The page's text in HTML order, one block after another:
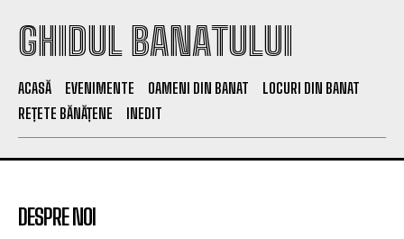
GHIDUL BANATULUI
ACASĂ EVENIMENTE OAMENI DIN BANAT
LOCURI DIN BANAT
REȚETE BĂNĂȚENE
INEDIT
DESPRE NOI